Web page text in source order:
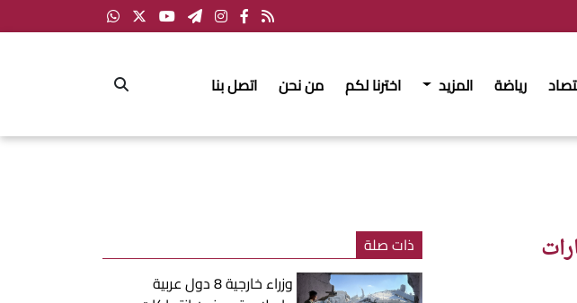
رياضة المزيد اخترنا لكم من نحن اتصل بنا
ذات صلة
وزراء خارجية 8 دول عربية